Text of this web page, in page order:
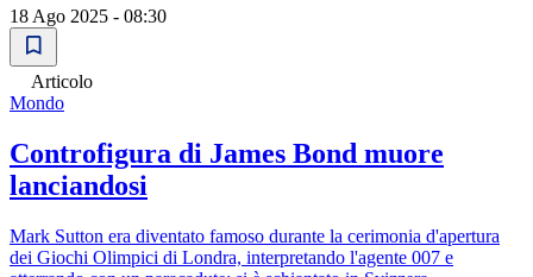
18 Ago 2025 - 08:30
Articolo
Mondo
Controfigura di James Bond muore
lanciandosi
Mark Sutton era diventato famoso durante la cerimonia d'apertura
dei Giochi Olimpici di Londra, interpretando l'agente 007 e